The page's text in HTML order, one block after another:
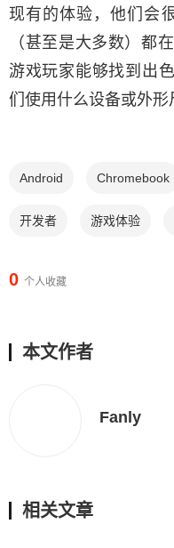
现有的体验，他们会
（甚至是大多数）都
游戏玩家能够找到出
们使用什么设备或外形
Android Chromebook
开发者 游戏体验
0 个人收藏
本文作者
Fanly
相关文章